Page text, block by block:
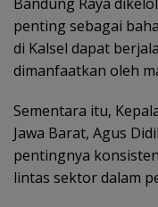
penting sebagai
di Kalsel dapat
dimanfaatkan oleh
Sementara itu,
Jawa Barat, Agus
pentingnya
lintas sektor dalam